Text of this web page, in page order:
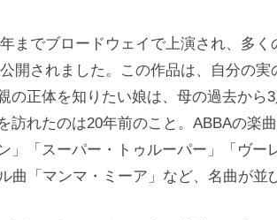
までブロードウェイで上演され、多く
開されました。この作品は、自分の実
の正体を知りたい娘は、母の過去から
訪れたのは20年前のこと。ABBAの楽
「スーパー・トゥルーパー」「ヴー
曲「マンマ・ミーア」など、名曲が並